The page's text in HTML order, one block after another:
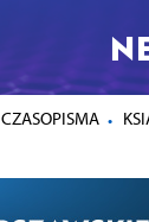
CZASOPISMA